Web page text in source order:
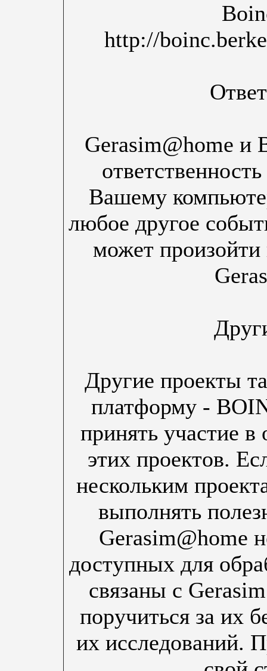
http://
Gerasim@home и
Вашему
любое другое
может произойти
Другие проекты
платформу -
принять участие
этих проектов.
нескольким
выполнять
Gerasim@home
доступных для
связаны с
поручиться за их
их исследований.